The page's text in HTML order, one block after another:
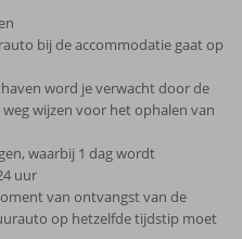
bij de accommodatie gaat op
word je verwacht door de
wijzen voor het ophalen van
waarbij 1 dag wordt
uur
van ontvangst van de
op hetzelfde tijdstip moet